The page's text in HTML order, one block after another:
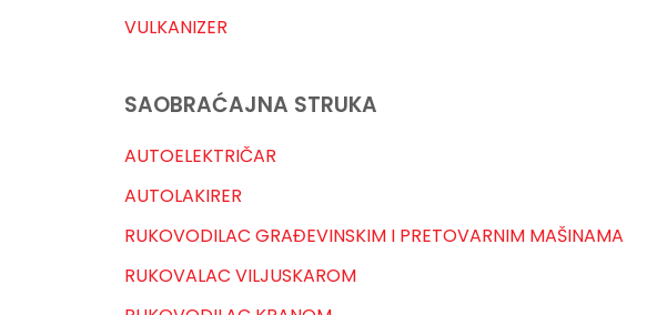
VULKANIZER
SAOBRAĆAJNA STRUKA
AUTOELEKTRIČAR
AUTOLAKIRER
RUKOVODILAC GRAĐEVINSKIM I PRETOVARNIM MAŠINAMA
RUKOVALAC VILJUSKAROM